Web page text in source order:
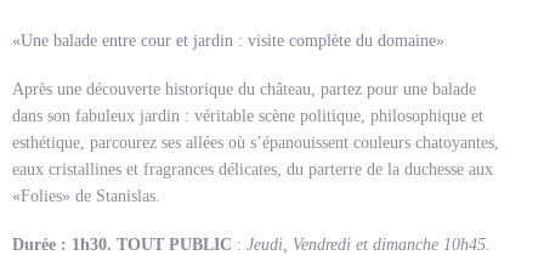
«Une balade entre cour et jardin : visite complète du domaine»
Après une découverte historique du château, partez pour une balade
dans son fabuleux jardin : véritable scène politique, philosophique et
esthétique, parcourez ses allées où s’épanouissent couleurs chatoyantes,
eaux cristallines et fragrances délicates, du parterre de la duchesse aux
«Folies» de Stanislas.
Durée : 1h30. TOUT PUBLIC : Jeudi, Vendredi et dimanche 10h45.